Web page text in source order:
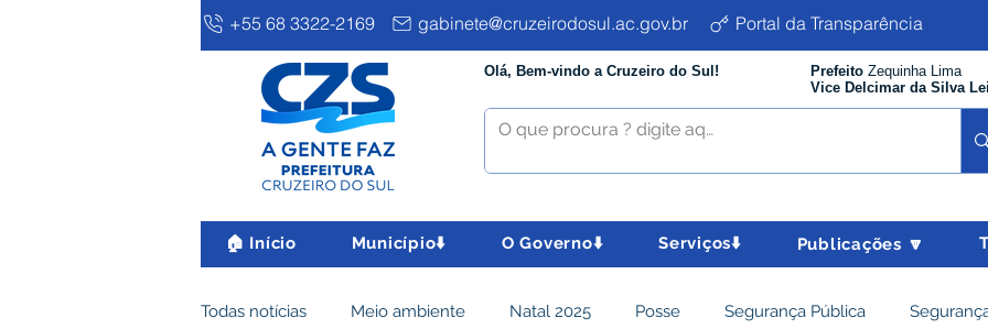
+55 68 3322-2169 gabinete@cruzeirodosul.ac.gov.br Portal da Transparência
Olá, Bem-vindo a Cruzeiro do Sul! Prefeito Zequinha Lima
Vice Delcimar da Silva
🏠 Início Município⬇️ O Governo⬇️ Serviços⬇️ Publicações 🔽
Todas notícias Meio ambiente Natal 2025 Posse Segurança Pública